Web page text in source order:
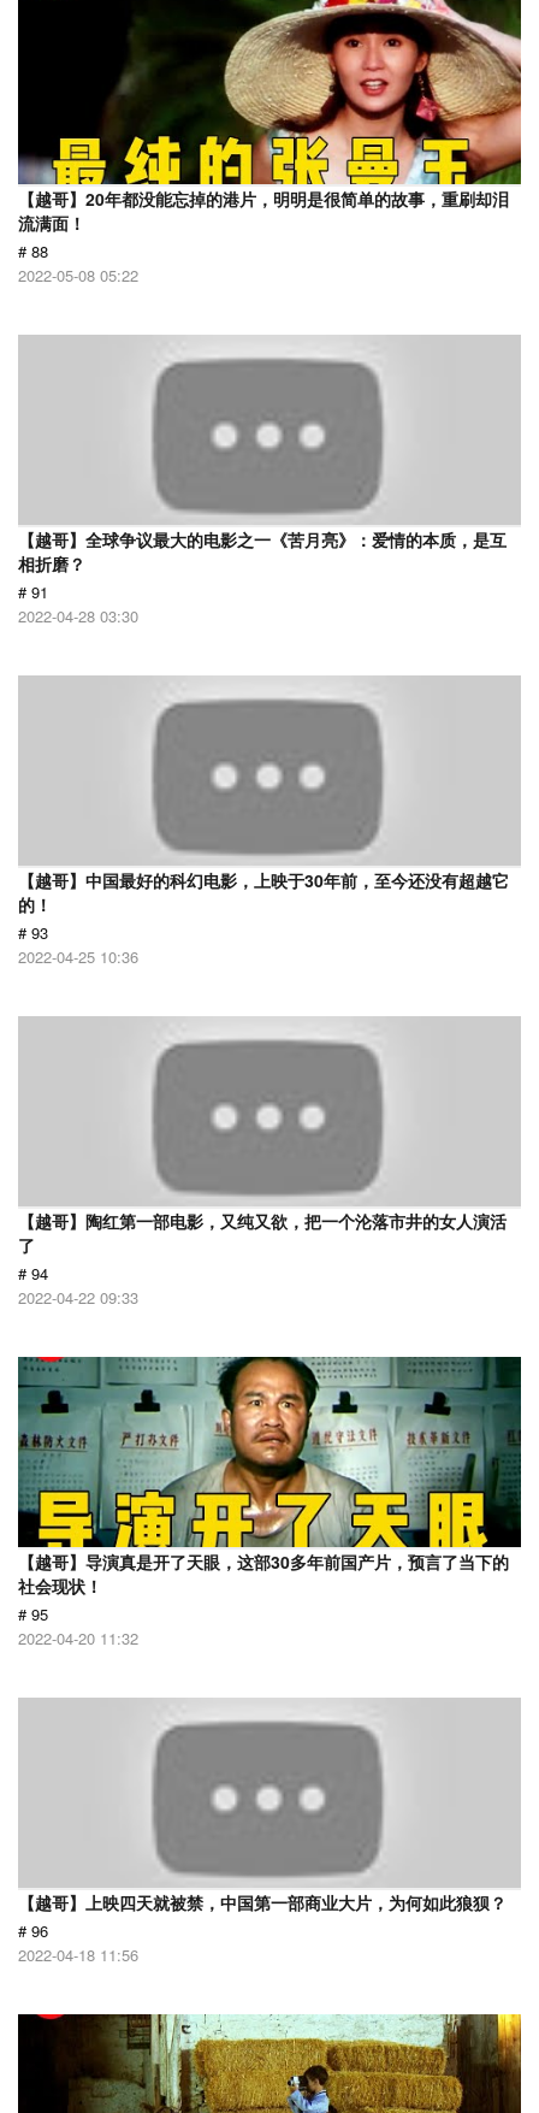
【越哥】20年都没能忘掉的港片，明明是很简单的故事，重刷却泪
流满面！
# 88
2022-05-08 05:22
【越哥】全球争议最大的电影之一《苦月亮》：爱情的本质，是互
相折磨？
# 91
2022-04-28 03:30
【越哥】中国最好的科幻电影，上映于30年前，至今还没有超越它
的！
# 93
2022-04-25 10:36
【越哥】陶红第一部电影，又纯又欲，把一个沦落市井的女人演活
了
# 94
2022-04-22 09:33
【越哥】导演真是开了天眼，这部30多年前国产片，预言了当下的
社会现状！
# 95
2022-04-20 11:32
【越哥】上映四天就被禁，中国第一部商业大片，为何如此狼狈？
# 96
2022-04-18 11:56